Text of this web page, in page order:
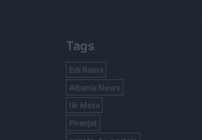
Tags
Edi Rama
Albania News
Ilir Meta
Piranjat